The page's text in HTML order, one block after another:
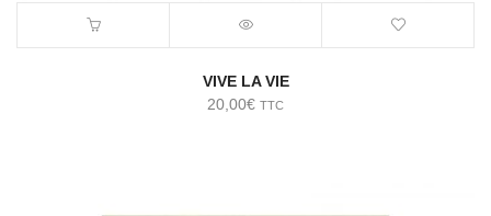
VIVE LA VIE
20,00€ TTC